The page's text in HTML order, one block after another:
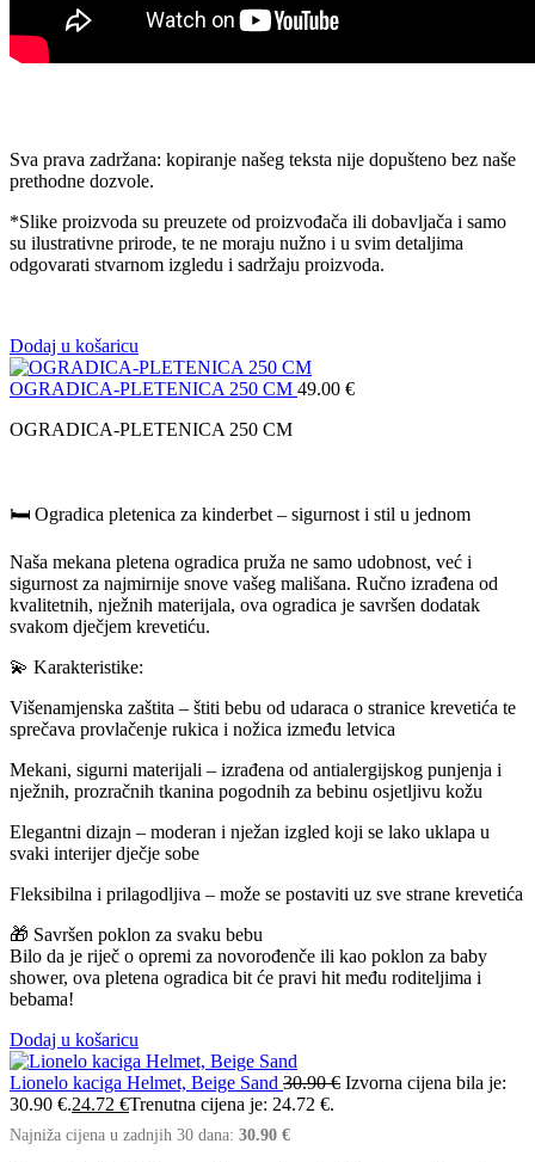
Sva prava zadržana: kopiranje našeg teksta nije dopušteno bez naše
prethodne dozvole.
*Slike proizvoda su preuzete od proizvođača ili dobavljača i samo
su ilustrativne prirode, te ne moraju nužno i u svim detaljima
odgovarati stvarnom izgledu i sadržaju proizvoda.
Dodaj u košaricu
OGRADICA-PLETENICA 250 CM 49.00 €
OGRADICA-PLETENICA 250 CM
🛏️ Ogradica pletenica za kinderbet – sigurnost i stil u jednom
Naša mekana pletena ogradica pruža ne samo udobnost, već i
sigurnost za najmirnije snove vašeg mališana. Ručno izrađena od
kvalitetnih, nježnih materijala, ova ogradica je savršen dodatak
svakom dječjem krevetiću.
💫 Karakteristike:
Višenamjenska zaštita – štiti bebu od udaraca o stranice krevetića te
sprečava provlačenje rukica i nožica između letvica
Mekani, sigurni materijali – izrađena od antialergijskog punjenja i
nježnih, prozračnih tkanina pogodnih za bebinu osjetljivu kožu
Elegantni dizajn – moderan i nježan izgled koji se lako uklapa u
svaki interijer dječje sobe
Fleksibilna i prilagodljiva – može se postaviti uz sve strane krevetića
🎁 Savršen poklon za svaku bebu
Bilo da je riječ o opremi za novorođenče ili kao poklon za baby
shower, ova pletena ogradica bit će pravi hit među roditeljima i
bebama!
Dodaj u košaricu
Lionelo kaciga Helmet, Beige Sand 30.90€ Izvorna cijena bila je:
30.90 €.24.72 €Trenutna cijena je: 24.72 €.
Najniža cijena u zadnjih 30 dana: 30.90 €